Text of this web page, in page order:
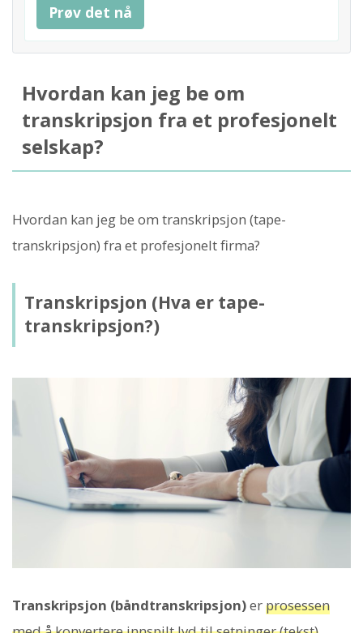
Prøv det nå
Hvordan kan jeg be om
transkripsjon fra et profesjonelt
selskap?
Hvordan kan jeg be om transkripsjon (tape-
transkripsjon) fra et profesjonelt firma?
Transkripsjon (Hva er tape-
transkripsjon?)
Transkripsjon (båndtranskripsjon)erprosessen